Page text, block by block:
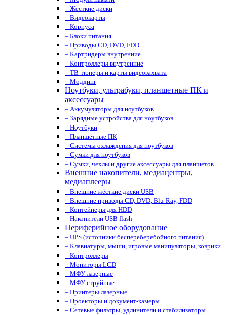
– Жесткие диски
– Видеокарты
– Корпуса
– Блоки питания
– Приводы CD, DVD, FDD
– Картридеры внутренние
– Контроллеры внутренние
– ТВ-тюнеры и карты видеозахвата
– Моддинг
Ноутбуки, ультрабуки, планшетные ПК и
аксессуары
– Аккумуляторы для ноутбуков
– Зарядные устройства для ноутбуков
– Ноутбуки
– Планшетные ПК
– Системы охлаждения для ноутбуков
– Сумки для ноутбуков
– Сумки, чехлы и другие аксессуары для планшетов
Внешние накопители, медиацентры,
медиаплееры
– Внешние жёсткие диски USB
– Внешние приводы CD, DVD, Blu-Ray, FDD
– Контейнеры для HDD
– Накопители USB flash
Периферийное оборудование
– UPS (источники беспереберебойного питания)
– Клавиатуры, мыши, игровые манипуляторы, коврики
– Контроллеры
– Мониторы LCD
– МФУ лазерные
– МФУ струйные
– Принтеры лазерные
– Проекторы и документ-камеры
– Сетевые фильтры, удлинители и стабилизаторы